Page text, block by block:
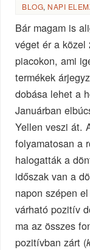
BLOG, NAPI
Bár magam is
véget ér a közel
piacokon, ami
termékek
dobása lehet a
Januárban
Yellen veszi át.
folyamatosan a
halogatták a
időszak van a
napon szépen
várható pozitív
ma az összes
pozitívban zárt (